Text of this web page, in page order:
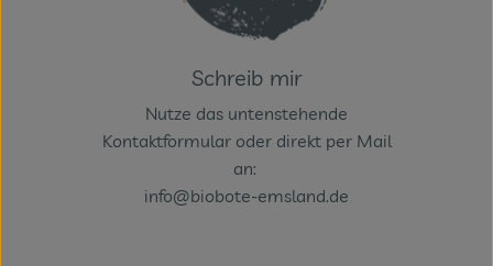
Schreib mir
Nutze das untenstehende
Kontaktformular oder direkt per Mail
an:
info@biobote-emsland.de